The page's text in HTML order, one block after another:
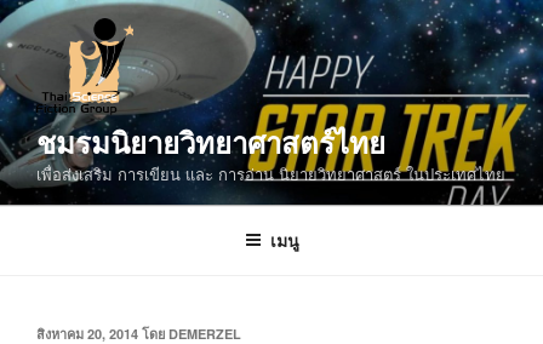
ข้าม
ไป
ยัง
บทความ
ชมรมนิยายวิทยาศาสตร์ไทย
เพื่อส่งเสริม การเขียน และ การอ่าน นิยายวิทยาศาสตร์ ในประเทศไทย
เมนู
เขียน
สิงหาคม 20, 2014 โดย DEMERZEL